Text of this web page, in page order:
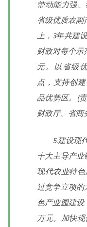
带动能力强
省级优质农
上，3年共建
财政对每个示
元。以省级
点，支持创
品优势区。(
财政厅、省商
5.建设现代
十大主导产
现代农业特
过竞争立项的
色产业园建
万元。加快